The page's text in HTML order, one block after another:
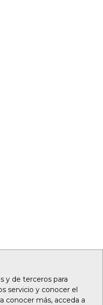
y de terceros para
servicio y conocer el
conocer más, acceda a